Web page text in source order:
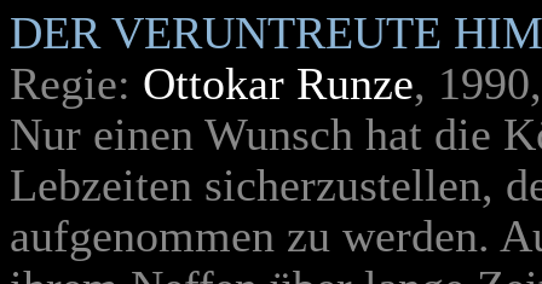
DER VERUNTREUTE
Regie: Ottokar Runze,
Nur einen Wunsch hat die
Lebzeiten sicherzustellen,
aufgenommen zu werden.